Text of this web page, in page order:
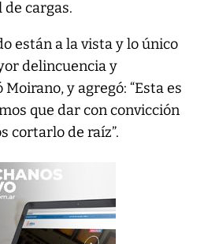
cargas.
están a la vista y lo único
delincuencia y
y agregó: “Esta es
que dar con convicción
cortarlo de raíz”.